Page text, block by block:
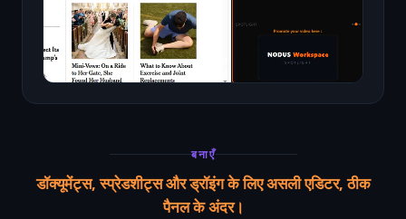
बनाएँ
डॉक्यूमेंट्स, स्प्रेडशीट्स और ड्रॉइंग के लिए असली एडिटर, ठीक
पैनल के अंदर।